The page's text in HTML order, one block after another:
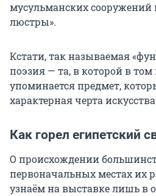
мусульманских сооружений
люстры».
Кстати, так называемая
поэзия — та, в которой в
упоминается предмет,
характерная черта
Как горел египетский
О происхождении
первоначальных местах их
узнаём на выставке лишь в